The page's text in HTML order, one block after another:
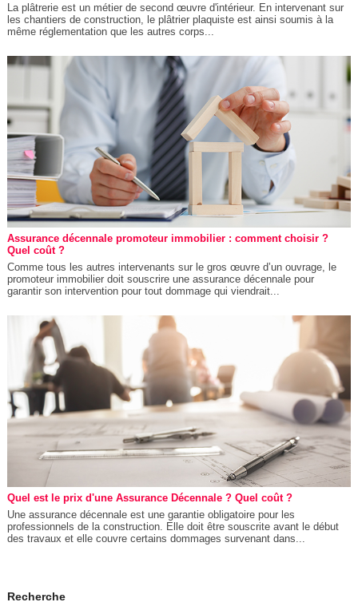
La plâtrerie est un métier de second œuvre d'intérieur. En intervenant sur
les chantiers de construction, le plâtrier plaquiste est ainsi soumis à la
même réglementation que les autres corps...
Assurance décennale promoteur immobilier : comment choisir ?
Quel coût ?
Comme tous les autres intervenants sur le gros œuvre d’un ouvrage, le
promoteur immobilier doit souscrire une assurance décennale pour
garantir son intervention pour tout dommage qui viendrait...
Quel est le prix d'une Assurance Décennale ? Quel coût ?
Une assurance décennale est une garantie obligatoire pour les
professionnels de la construction. Elle doit être souscrite avant le début
des travaux et elle couvre certains dommages survenant dans...
Recherche